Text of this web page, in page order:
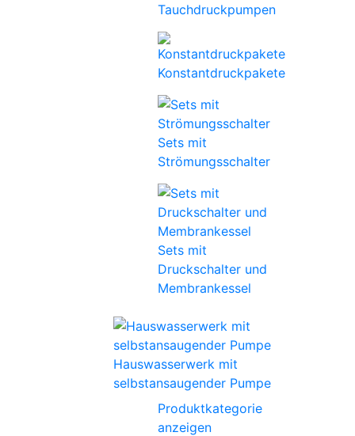
Tauchdruckpumpen
Konstantdruckpakete
Sets mit
Strömungsschalter
Sets mit
Druckschalter und
Membrankessel
Hauswasserwerk mit
selbstansaugender Pumpe
Produktkategorie
anzeigen